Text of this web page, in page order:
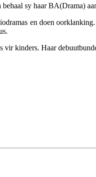
sy haar BA(Drama)
en doen
vir kinders. Haar